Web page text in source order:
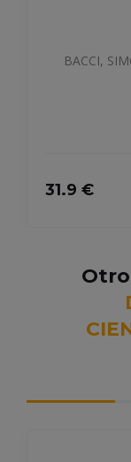
BACCI,
31.9 €